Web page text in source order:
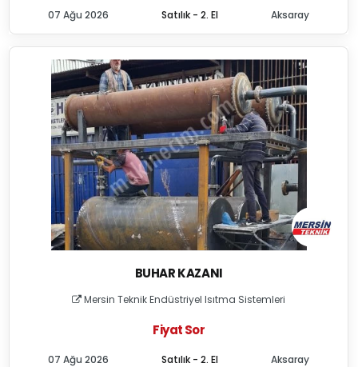
Satılık - 2. El
07 Ağu 2026 Aksaray
BUHAR KAZANI
Mersin Teknik Endüstriyel Isıtma Sistemleri
Fiyat Sor
Satılık - 2. El
07 Ağu 2026 Aksaray